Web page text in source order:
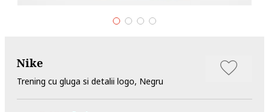
Nike
Trening cu gluga si detalii logo, Negru